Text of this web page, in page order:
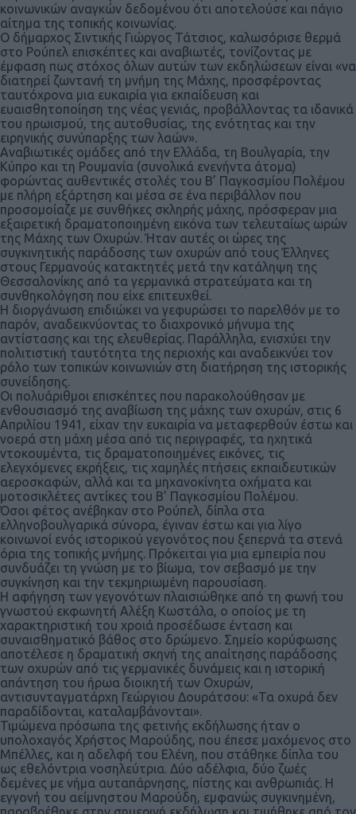
κοινωνικών αναγκών δεδομένου ότι αποτελούσε και πάγιο
αίτημα της τοπικής κοινωνίας.
Ο δήμαρχος Σιντικής Γιώργος Τάτσιος, καλωσόρισε θερμά
στο Ρούπελ επισκέπτες και αναβιωτές, τονίζοντας με
έμφαση πως στόχος όλων αυτών των εκδηλώσεων είναι «να
διατηρεί ζωντανή τη μνήμη της Μάχης, προσφέροντας
ταυτόχρονα μια ευκαιρία για εκπαίδευση και
ευαισθητοποίηση της νέας γενιάς, προβάλλοντας τα ιδανικά
του ηρωισμού, της αυτοθυσίας, της ενότητας και την
ειρηνικής συνύπαρξης των λαών».
Αναβιωτικές ομάδες από την Ελλάδα, τη Βουλγαρία, την
Κύπρο και τη Ρουμανία (συνολικά ενενήντα άτομα)
φορώντας αυθεντικές στολές του Β’ Παγκοσμίου Πολέμου
με πλήρη εξάρτηση και μέσα σε ένα περιβάλλον που
προσομοίαζε με συνθήκες σκληρής μάχης, πρόσφεραν μια
εξαιρετική δραματοποιημένη εικόνα των τελευταίως ωρών
της Μάχης των Οχυρών. Ήταν αυτές οι ώρες της
συγκινητικής παράδοσης των οχυρών από τους Έλληνες
στους Γερμανούς κατακτητές μετά την κατάληψη της
Θεσσαλονίκης από τα γερμανικά στρατεύματα και τη
συνθηκολόγηση που είχε επιτευχθεί.
Η διοργάνωση επιδιώκει να γεφυρώσει το παρελθόν με το
παρόν, αναδεικνύοντας το διαχρονικό μήνυμα της
αντίστασης και της ελευθερίας. Παράλληλα, ενισχύει την
πολιτιστική ταυτότητα της περιοχής και αναδεικνύει τον
ρόλο των τοπικών κοινωνιών στη διατήρηση της ιστορικής
συνείδησης.
Οι πολυάριθμοι επισκέπτες που παρακολούθησαν με
ενθουσιασμό της αναβίωση της μάχης των οχυρών, στις 6
Απριλίου 1941, είχαν την ευκαιρία να μεταφερθούν έστω και
νοερά στη μάχη μέσα από τις περιγραφές, τα ηχητικά
ντοκουμέντα, τις δραματοποιημένες εικόνες, τις
ελεγχόμενες εκρήξεις, τις χαμηλές πτήσεις εκπαιδευτικών
αεροσκαφών, αλλά και τα μηχανοκίνητα οχήματα και
μοτοσικλέτες αντίκες του Β’ Παγκοσμίου Πολέμου.
Όσοι φέτος ανέβηκαν στο Ρούπελ, δίπλα στα
ελληνοβουλγαρικά σύνορα, έγιναν έστω και για λίγο
κοινωνοί ενός ιστορικού γεγονότος που ξεπερνά τα στενά
όρια της τοπικής μνήμης. Πρόκειται για μια εμπειρία που
συνδυάζει τη γνώση με το βίωμα, τον σεβασμό με την
συγκίνηση και την τεκμηριωμένη παρουσίαση.
Η αφήγηση των γεγονότων πλαισιώθηκε από τη φωνή του
γνωστού εκφωνητή Αλέξη Κωστάλα, ο οποίος με τη
χαρακτηριστική του χροιά προσέδωσε ένταση και
συναισθηματικό βάθος στο δρώμενο. Σημείο κορύφωσης
αποτέλεσε η δραματική σκηνή της απαίτησης παράδοσης
των οχυρών από τις γερμανικές δυνάμεις και η ιστορική
απάντηση του ήρωα διοικητή των Οχυρών,
αντισυνταγματάρχη Γεώργιου Δουράτσου: «Τα οχυρά δεν
παραδίδονται, καταλαμβάνονται».
Τιμώμενα πρόσωπα της φετινής εκδήλωσης ήταν ο
υπολοχαγός Χρήστος Μαρούδης, που έπεσε μαχόμενος στο
Μπέλλες, και η αδελφή του Ελένη, που στάθηκε δίπλα του
ως εθελόντρια νοσηλεύτρια. Δύο αδέλφια, δύο ζωές
δεμένες με νήμα αυταπάρνησης, πίστης και ανθρωπιάς. Η
εγγονή του αείμνηστου Μαρούδη, εμφανώς συγκινημένη,